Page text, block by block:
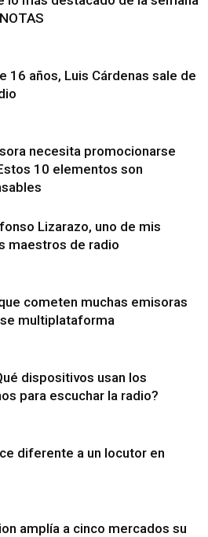
16 años, Luis Cárdenas sale de
necesita promocionarse
10 elementos son
Lizarazo, uno de mis
maestros de radio
cometen muchas emisoras
multiplataforma
dispositivos usan los
para escuchar la radio?
diferente a un locutor en
amplía a cinco mercados su